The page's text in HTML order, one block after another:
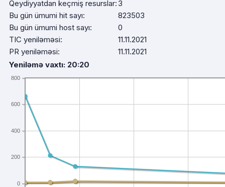
Qeydiyyatdan keçmiş resurslar:
Bu gün ümumi hit sayı:
Bu gün ümumi host sayı:
TIC yeniləməsi:
PR yeniləməsi:
3
823503
0
11.11.2021
11.11.2021
Yeniləmə vaxtı: 20:20
0
200
400
600
800